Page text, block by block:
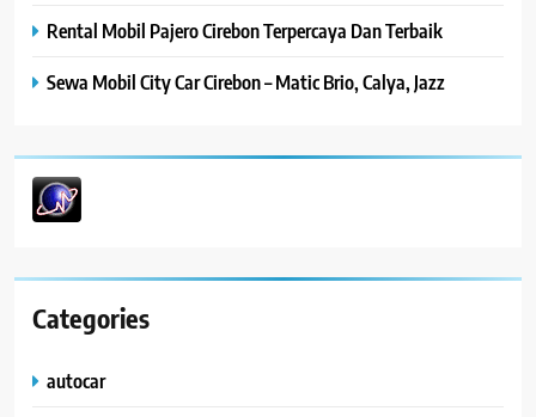
Rental Mobil Pajero Cirebon Terpercaya Dan Terbaik
Sewa Mobil City Car Cirebon – Matic Brio, Calya, Jazz
Categories
autocar